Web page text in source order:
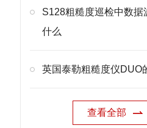
S128粗糙度巡检中数据
什么
英国泰勒粗糙度仪DUO
查看全部